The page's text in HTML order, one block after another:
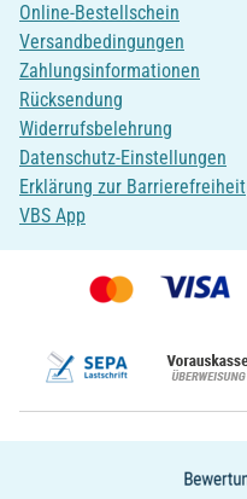
Online-Bestellschein
Versandbedingungen
Zahlungsinformationen
Rücksendung
Widerrufsbelehrung
Datenschutz-Einstellungen
Erklärung zur Barrierefreiheit
VBS App